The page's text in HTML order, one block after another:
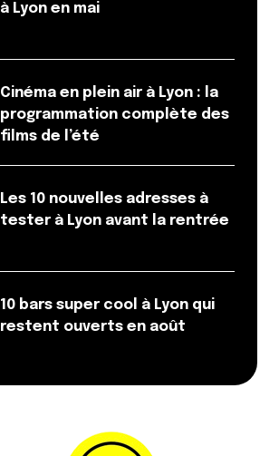
à Lyon en mai
Cinéma en plein air à Lyon : la
programmation complète des
films de l’été
Les 10 nouvelles adresses à
tester à Lyon avant la rentrée
10 bars super cool à Lyon qui
restent ouverts en août